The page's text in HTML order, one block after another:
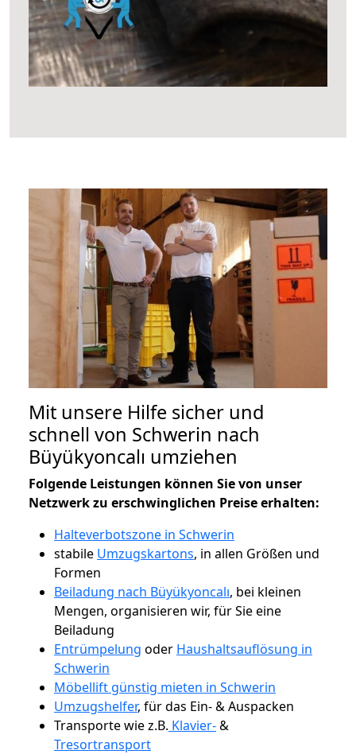
Mit unsere Hilfe sicher und
schnell von Schwerin nach
Büyükyoncalı umziehen
Folgende Leistungen können Sie von unser
Netzwerk zu erschwinglichen Preise erhalten:
Halteverbotszone in Schwerin
stabile Umzugskartons, in allen Größen und
Formen
Beiladung nach Büyükyoncalı, bei kleinen
Mengen, organisieren wir, für Sie eine
Beiladung
Entrümpelung oder Haushaltsauflösung in
Schwerin
Möbellift günstig mieten in Schwerin
Umzugshelfer, für das Ein- & Auspacken
Transporte wie z.B. Klavier-&
Tresortransport